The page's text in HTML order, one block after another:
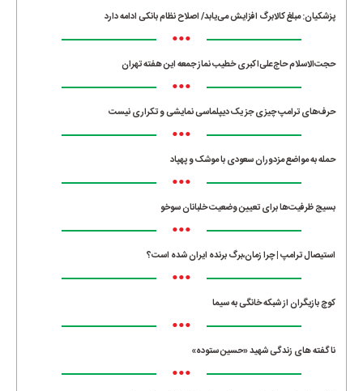
پزشکیان: مبلغ کالابرگ افزایش می‌یابد/ اصلاح نظام بانکی ادامه دارد
•••
حجت‌الاسلام حاج‌علی‌اکبری خطیب نماز جمعه این هفته تهران
•••
حرف‌های ترامپ چیزی جز یک دیپلماسی نمایشی و تکراری نیست
•••
حمله به مواضع مزدوران سعودی با موشک و پهپاد
•••
بسیج ظرفیت‌ها برای تعیین وضعیت خلبانان سوخو
•••
استیصال ترامپ | چرا زمان،برگ برنده ایران شده است؟
•••
کوچ بازیگران از شبکه خانگی به سیما
•••
ناگفته های زندگی شهید «حسین ستوده»
•••